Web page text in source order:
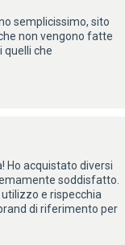
semplicissimo, sito
non vengono fatte
quelli che
Ho acquistato diversi
soddisfatto.
e rispecchia
di riferimento per